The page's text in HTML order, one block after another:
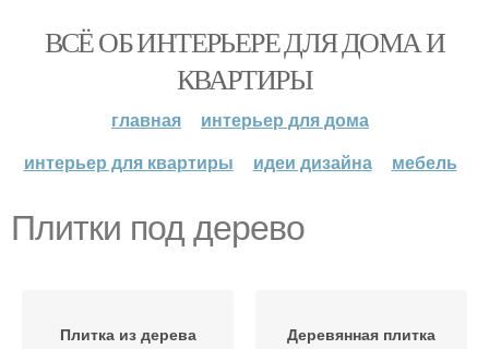
ВСЁ ОБ ИНТЕРЬЕРЕ ДЛЯ ДОМА И
КВАРТИРЫ
главная
интерьер для дома
интерьер для квартиры
идеи дизайна мебель
Плитки под дерево
Плитка из дерева Деревянная плитка